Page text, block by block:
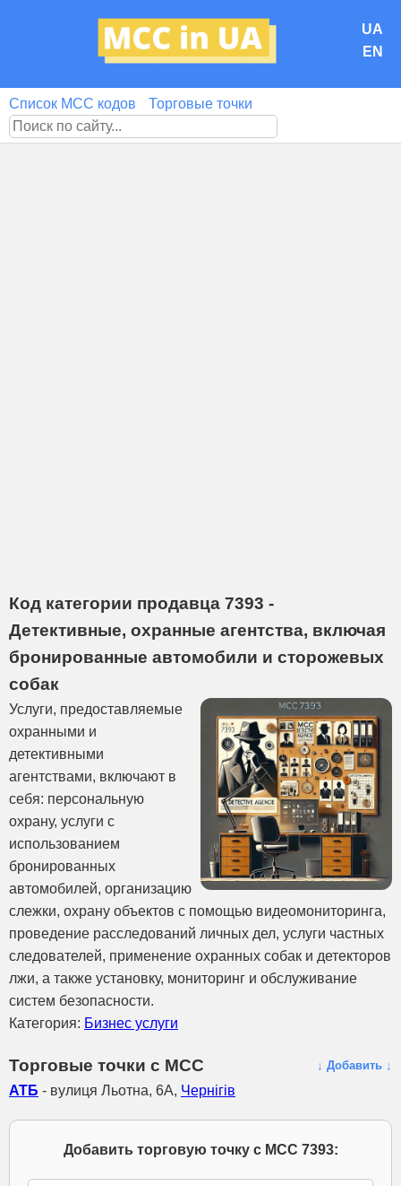
UA
EN
Список MCC кодов Торговые точки
Код категории продавца 7393 -
Детективные, охранные агентства, включая
бронированные автомобили и сторожевых
собак
Услуги, предоставляемые
охранными и
детективными
агентствами, включают в
себя: персональную
охрану, услуги с
использованием
бронированных
автомобилей, организацию
слежки, охрану объектов с помощью видеомониторинга,
проведение расследований личных дел, услуги частных
следователей, применение охранных собак и детекторов
лжи, а также установку, мониторинг и обслуживание
систем безопасности.
Категория: Бизнес услуги
Торговые точки с МСС ↓ Добавить ↓
АТБ - вулиця Льотна, 6А, Чернігів
Добавить торговую точку с МСС 7393: